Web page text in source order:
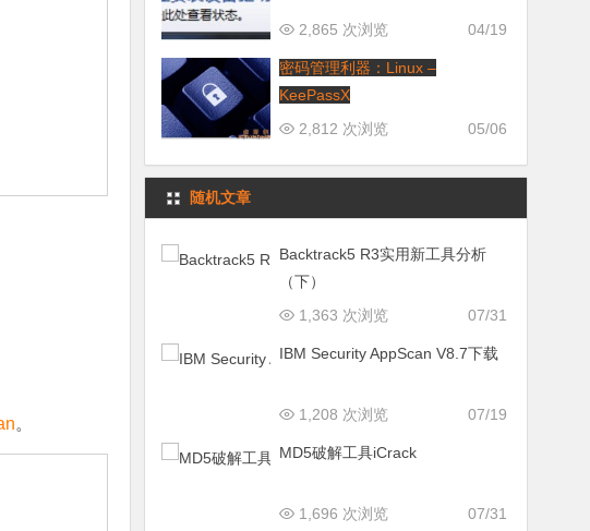
。
04/19
2,865 次浏览
密码管理利器：Linux –
KeePassX
05/06
2,812 次浏览
随机文章
Backtrack5 R3实用新工具分析
（下）
07/31
1,363 次浏览
IBM Security AppScan V8.7下载
07/19
1,208 次浏览
MD5破解工具iCrack
07/31
1,696 次浏览